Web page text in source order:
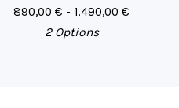
890,00 € - 1.490,00 €
2 Options